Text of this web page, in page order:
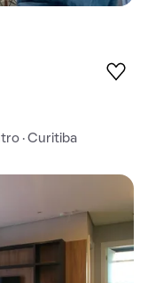
· Curitiba